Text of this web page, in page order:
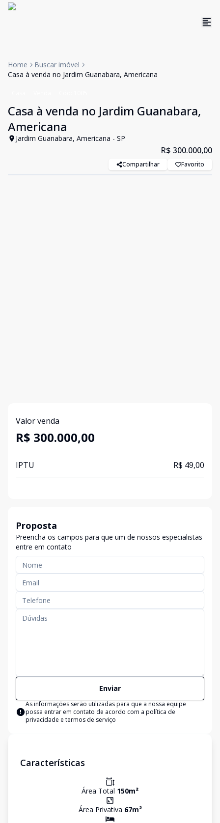
Home
Buscar imóvel
Casa à venda no Jardim Guanabara, Americana
Casa à venda no Jardim Guanabara,
Americana
Jardim Guanabara, Americana - SP
R$ 300.000,00
Compartilhar Favorito
Valor venda
R$ 300.000,00
IPTU R$ 49,00
Proposta
Preencha os campos para que um de nossos especialistas
entre em contato
Enviar
As informações serão utilizadas para que a nossa equipe
possa entrar em contato de acordo com a política de
privacidade e termos de serviço
Características
Área Total 150m²
Área Privativa 67m²